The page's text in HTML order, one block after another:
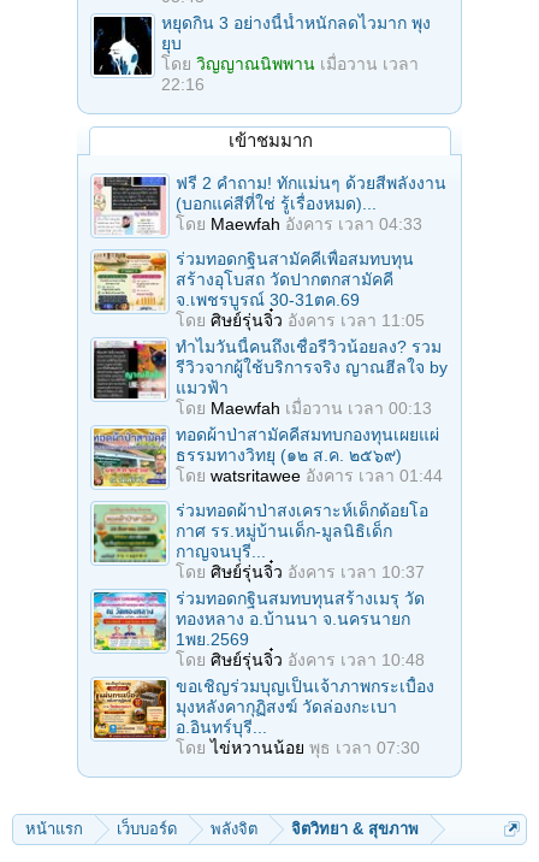
หยุดกิน 3 อย่างนี้น้ำหนักลดไวมาก พุง
ยุบ
โดย วิญญาณนิพพาน เมื่อวาน เวลา
22:16
เข้าชมมาก
ฟรี 2 คำถาม! ทักแม่นๆ ด้วยสีพลังงาน
(บอกแค่สีที่ใช่ รู้เรื่องหมด)...
โดย Maewfah อังคาร เวลา 04:33
ร่วมทอดกฐินสามัคคีเพื่อสมทบทุน
สร้างอุโบสถ วัดปากตกสามัคคี
จ.เพชรบูรณ์ 30-31ตค.69
โดย ศิษย์รุ่นจิ๋ว อังคาร เวลา 11:05
ทำไมวันนี้คนถึงเชื่อรีวิวน้อยลง? รวม
รีวิวจากผู้ใช้บริการจริง ญาณฮีลใจ by
แมวฟ้า
โดย Maewfah เมื่อวาน เวลา 00:13
ทอดผ้าป่าสามัคคีสมทบกองทุนเผยแผ่
ธรรมทางวิทยุ (๑๒ ส.ค. ๒๕๖๙)
โดย watsritawee อังคาร เวลา 01:44
ร่วมทอดผ้าป่าสงเคราะห์เด็กด้อยโอ
กาศ รร.หมู่บ้านเด็ก-มูลนิธิเด็ก
กาญจนบุรี...
โดย ศิษย์รุ่นจิ๋ว อังคาร เวลา 10:37
ร่วมทอดกฐินสมทบทุนสร้างเมรุ วัด
ทองหลาง อ.บ้านนา จ.นครนายก
1พย.2569
โดย ศิษย์รุ่นจิ๋ว อังคาร เวลา 10:48
ขอเชิญร่วมบุญเป็นเจ้าภาพกระเบื้อง
มุงหลังคากุฏิสงฆ์ วัดล่องกะเบา
อ.อินทร์บุรี...
โดยไข่หวานน้อย พุธ เวลา 07:30
หน้าแรก เว็บบอร์ด พลังจิต จิตวิทยา & สุขภาพ